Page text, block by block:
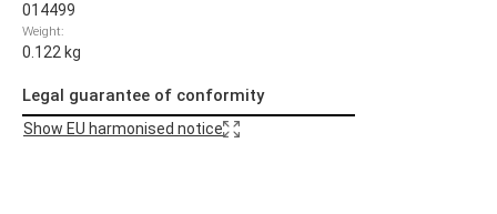
014499
Weight:
0.122 kg
Legal guarantee of conformity
Show EU harmonised notice